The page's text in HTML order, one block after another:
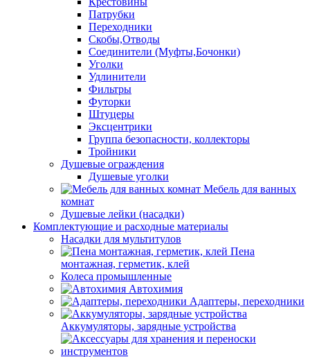
Патрубки
Переходники
Скобы,Отводы
Соединители (Муфты,Бочонки)
Уголки
Удлинители
Фильтры
Футорки
Штуцеры
Эксцентрики
Группа безопасности, коллекторы
Тройники
Душевые ограждения
Душевые уголки
Мебель для ванных
комнат
Душевые лейки (насадки)
Комплектующие и расходные материалы
Насадки для мультитулов
Пена
монтажная, герметик, клей
Колеса промышленные
Автохимия
Адаптеры, переходники
Аккумуляторы, зарядные устройства